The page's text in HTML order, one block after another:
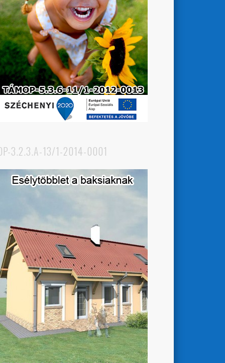
3.2.3.A-13/1-2014-0001